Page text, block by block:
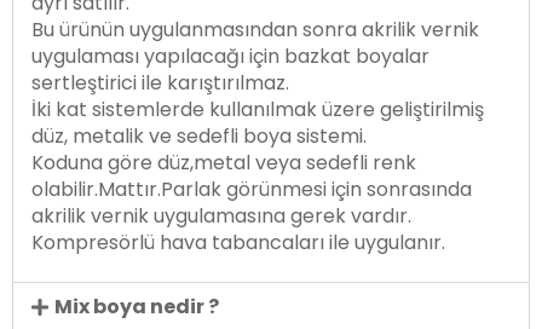
Bu ürünün uygulanmasından sonra akrilik vernik
uygulaması yapılacağı için bazkat boyalar
sertleştirici ile karıştırılmaz.
İki kat sistemlerde kullanılmak üzere geliştirilmiş
düz, metalik ve sedefli boya sistemi.
Koduna göre düz,metal veya sedefli renk
olabilir.Mattır.Parlak görünmesi için sonrasında
akrilik vernik uygulamasına gerek vardır.
Kompresörlü hava tabancaları ile uygulanır.
Mix boya nedir ?